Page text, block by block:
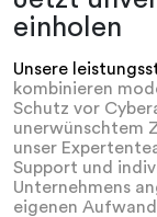
einholen
Unsere
kombinieren
Schutz vor
unerwünschtem
unser
Support und
Unternehmens
eigenen